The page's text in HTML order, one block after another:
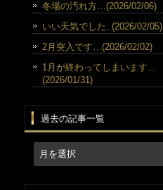
冬場の汚れ方…(2026/02/06)
いい天気でした..(2026/02/05)
2月突入です…(2026/02/02)
1月が終わってしまいます…
(2026/01/31)
過去の記事一覧